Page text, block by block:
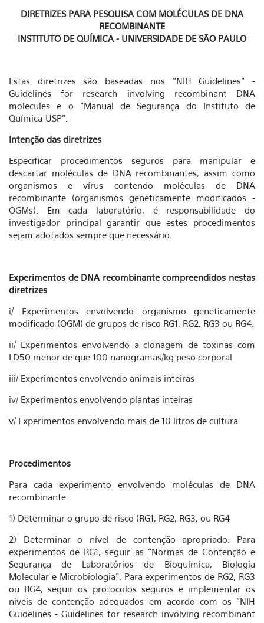
DIRETRIZES PARA PESQUISA COM MOLÉCULAS DE DNA
RECOMBINANTE
INSTITUTO DE QUÍMICA - UNIVERSIDADE DE SÃO PAULO
Estas diretrizes são baseadas nos "NIH Guidelines" -
Guidelines for research involving recombinant DNA
molecules e o "Manual de Segurança do Instituto de
Química-USP".
Intenção das diretrizes
Especificar procedimentos seguros para manipular e
descartar moléculas de DNA recombinantes, assim como
organismos e vírus contendo moléculas de DNA
recombinante (organismos geneticamente modificados -
OGMs). Em cada laboratório, é responsabilidade do
investigador principal garantir que estes procedimentos
sejam adotados sempre que necessário.
Experimentos de DNA recombinante compreendidos nestas
diretrizes
i/ Experimentos envolvendo organismo geneticamente
modificado (OGM) de grupos de risco RG1, RG2, RG3 ou RG4.
ii/ Experimentos envolvendo a clonagem de toxinas com
LD50 menor de que 100 nanogramas/kg peso corporal
iii/ Experimentos envolvendo animais inteiras
iv/ Experimentos envolvendo plantas inteiras
v/ Experimentos envolvendo mais de 10 litros de cultura
Procedimentos
Para cada experimento envolvendo moléculas de DNA
recombinante:
1) Determinar o grupo de risco (RG1, RG2, RG3, ou RG4
2) Determinar o nível de contenção apropriado. Para
experimentos de RG1, seguir as "Normas de Contenção e
Segurança de Laboratórios de Bioquímica, Biologia
Molecular e Microbiologia". Para experimentos de RG2, RG3
ou RG4, seguir os protocolos seguros e implementar os
niveis de contenção adequados em acordo com os "NIH
Guidelines - Guidelines for research involving recombinant